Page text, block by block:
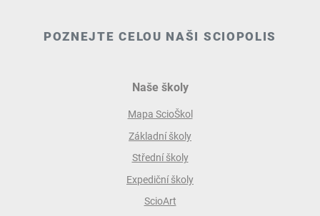
POZNEJTE CELOU NAŠI SCIOPOLIS
Naše školy
Mapa ScioŠkol
Základní školy
Střední školy
Expediční školy
ScioArt